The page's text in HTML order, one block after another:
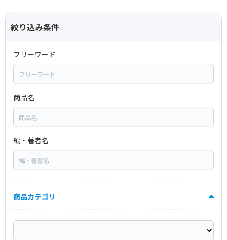
絞り込み条件
フリーワード
商品名
編・著者名
商品カテゴリ